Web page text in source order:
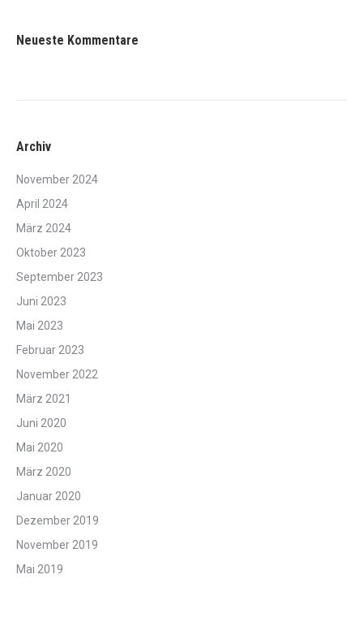
Neueste Kommentare
Archiv
November 2024
April 2024
März 2024
Oktober 2023
September 2023
Juni 2023
Mai 2023
Februar 2023
November 2022
März 2021
Juni 2020
Mai 2020
März 2020
Januar 2020
Dezember 2019
November 2019
Mai 2019